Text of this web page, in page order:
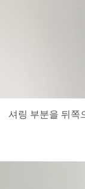
셔링 부분을 뒤쪽